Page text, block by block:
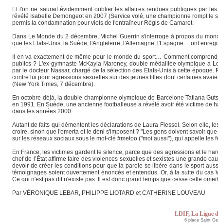
Et l'on ne saurait évidemment oublier les affaires rendues publiques par
révélé Isabelle Demongeot en 2007 (Service volé, une championne rompt
permis la condamnation pour viols de l'entraîneur Régis de Camaret.
Dans Le Monde du 2 décembre, Michel Guerrin s'interroge à propos du
que les Etats-Unis, la Suède, l'Angleterre, l'Allemagne, l'Espagne… ont
Il en va exactement de même pour le monde du sport… Comment
publics ? L'ex-gymnaste McKayla Maroney, double médaillée olympique à
par le docteur Nassar, chargé de la sélection des Etats-Unis à cette
contre lui pour agressions sexuelles sur des jeunes filles dont certaines
(New York Times, 7 décembre).
En octobre déjà, la double championne olympique de Barcelone Tatiana
en 1991. En Suède, une ancienne footballeuse a révélé avoir été victime
dans les années 2000.
Autant de faits qui démentent les déclarations de Laura Flessel. Selon elle,
croire, sinon que l'omerta et le déni s'imposent ? "Les gens doivent savoir
sur les réseaux sociaux sous le mot-clé #metoo ("moi aussi"), qui appelle les
En France, les victimes gardent le silence, parce que des agressions et le
chef de l’État affirme faire des violences sexuelles et sexistes une grande
devoir de créer les conditions pour que la parole se libère dans le sport
témoignages soient ouvertement énoncés et entendus. Or, à la suite du
Ce qui n'est pas dit n'existe pas. Il est donc grand temps que cesse cette
Par VÉRONIQUE LEBAR, PHILIPPE LIOTARD et CATHERINE LOUVEAU
LDIF, La Ligue
6 place Saint